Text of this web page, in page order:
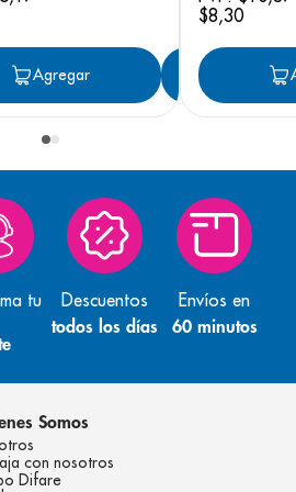
AgregarAgregar
$8,30
tu Descuentos
todos los días
Envíos en
60 minutos
Somos
con nosotros
Difare